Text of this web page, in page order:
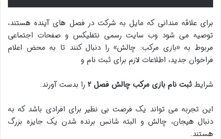
برای علاقه مندانی که مایل به شرکت در فصل های آینده هستند،
توصیه می شود وب سایت رسمی نتفلیکس و صفحات اجتماعی
مربوط به «بازی مرکب: چالش» را دنبال کنند تا به محض اعلام
فراخوان جدید، اطلاعات لازم برای ثبت نام و
شرایط ثبت نام بازی مرکب چالش فصل ۲ را بدست آورند.
این تجربه می تواند یک فرصت بی نظیر برای افرادی باشد که به
دنبال هیجان، چالش و البته شانس برنده شدن یک جایزه بزرگ
هستند.